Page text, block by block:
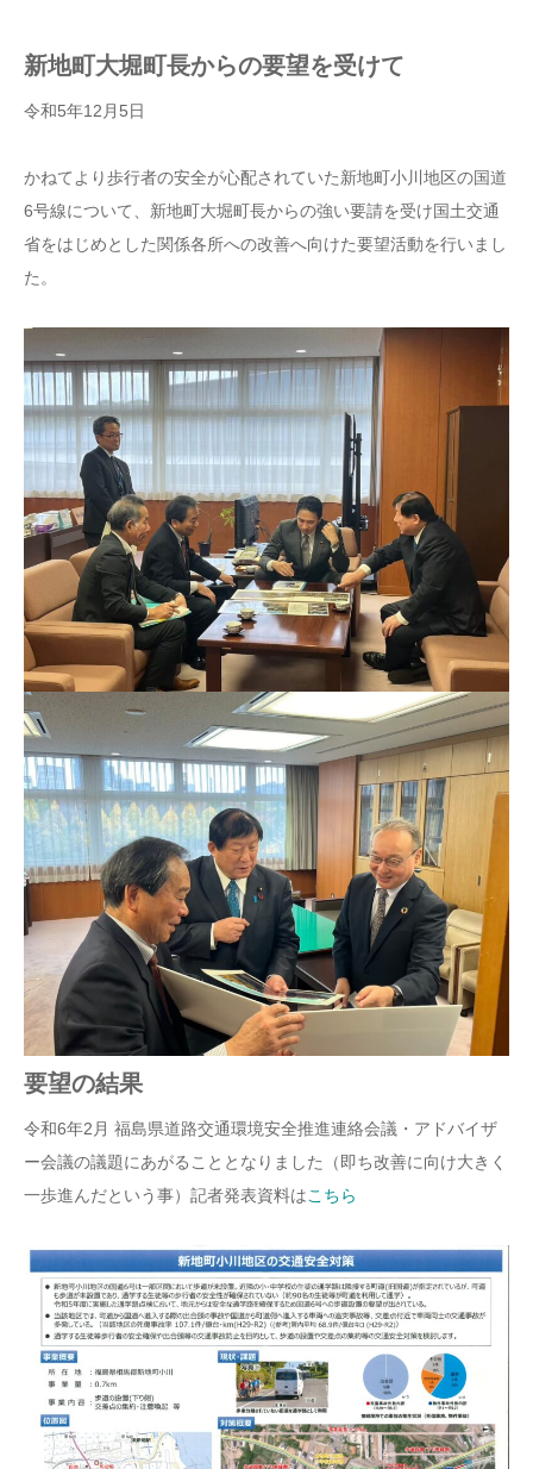
新地町大堀町長からの要望を受けて
令和5年12月5日
かねてより歩行者の安全が心配されていた新地町小川地区の国道
6号線について、新地町大堀町長からの強い要請を受け国土交通
省をはじめとした関係各所への改善へ向けた要望活動を行いまし
た。
要望の結果
令和6年2月 福島県道路交通環境安全推進連絡会議・アドバイザ
ー会議の議題にあがることとなりました（即ち改善に向け大きく
一歩進んだという事）記者発表資料はこちら